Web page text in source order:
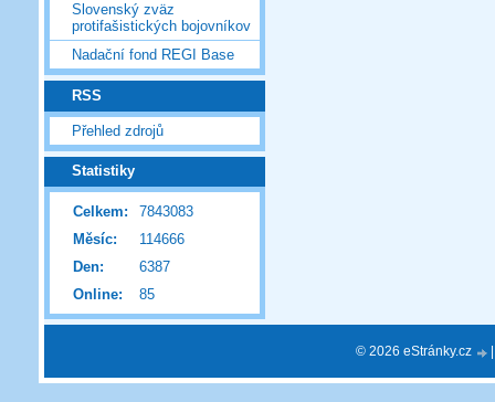
Slovenský zväz
protifašistických bojovníkov
Nadační fond REGI Base
RSS
Přehled zdrojů
Statistiky
Online: 85
Celkem:
7843083
Měsíc:
114666
Den:
6387
© 2026 eStránky.cz